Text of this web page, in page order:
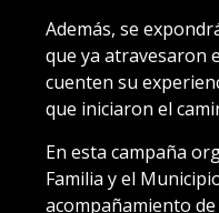
Además, se
que ya atravesaron
cuenten su
que iniciaron el
En esta campaña
Familia y el
acompañamiento